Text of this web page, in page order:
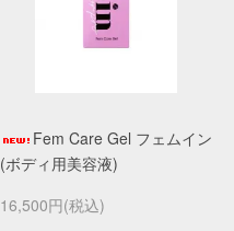
Fem Care Gel フェムイン
(ボディ用美容液)
16,500円(税込)